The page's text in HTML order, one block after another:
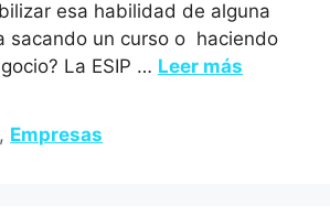
esa habilidad de alguna
sacando un curso o haciendo
La ESIP … Leer más
, Empresas